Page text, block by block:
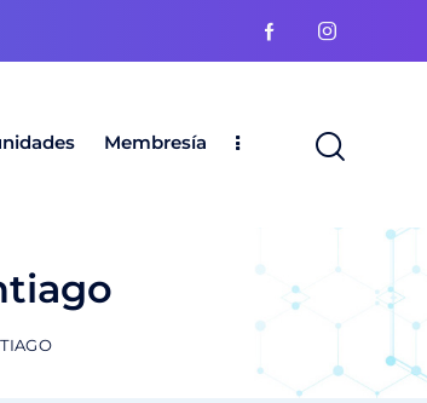
Membresía